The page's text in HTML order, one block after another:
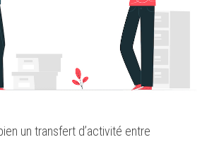
un transfert d’activité entre